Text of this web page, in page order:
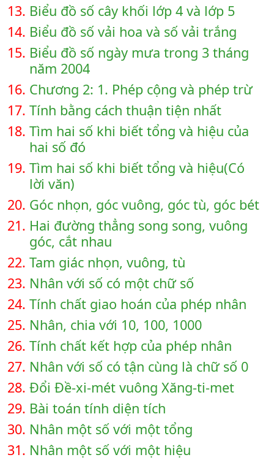
13. Biểu đồ số cây khối lớp 4 và lớp 5
14. Biểu đồ số vải hoa và số vải trắng
15. Biểu đồ số ngày mưa trong 3 tháng
năm 2004
16. Chương 2: 1. Phép cộng và phép trừ
17. Tính bằng cách thuận tiện nhất
18. Tìm hai số khi biết tổng và hiệu của
hai số đó
19. Tìm hai số khi biết tổng và hiệu(Có
lời văn)
20. Góc nhọn, góc vuông, góc tù, góc bét
21. Hai đường thẳng song song, vuông
góc, cắt nhau
22. Tam giác nhọn, vuông, tù
23. Nhân với số có một chữ số
24. Tính chất giao hoán của phép nhân
25. Nhân, chia với 10, 100, 1000
26. Tính chất kết hợp của phép nhân
27. Nhân với số có tận cùng là chữ số 0
28. Đổi Đề-xi-mét vuông Xăng-ti-met
29. Bài toán tính diện tích
30. Nhân một số với một tổng
31. Nhân một số với một hiệu